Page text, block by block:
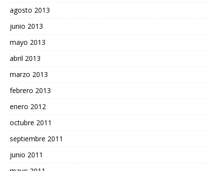
agosto 2013
junio 2013
mayo 2013
abril 2013
marzo 2013
febrero 2013
enero 2012
octubre 2011
septiembre 2011
junio 2011